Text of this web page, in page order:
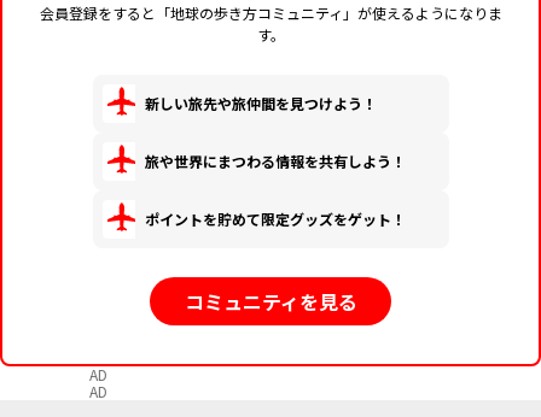
会員登録をすると「地球の歩き方コミュニティ」が使えるようになりま
す。
新しい旅先や旅仲間を見つけよう！
旅や世界にまつわる情報を共有しよう！
ポイントを貯めて限定グッズをゲット！
コミュニティを見る
AD
AD